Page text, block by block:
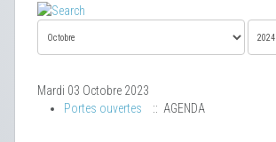
Mardi 03 Octobre 2023
Portes ouvertes
:: AGENDA